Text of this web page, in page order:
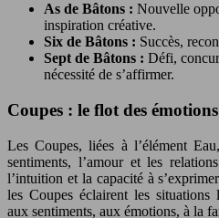
As de Bâtons : Nouvelle
inspiration créative.
Six de Bâtons : Succès,
Sept de Bâtons : Défi,
nécessité de s’affirmer.
Coupes : le flot des
Les Coupes, liées à l’élément
sentiments, l’amour et les
l’intuition et la capacité à
les Coupes éclairent les situations
aux sentiments, aux émotions, à la